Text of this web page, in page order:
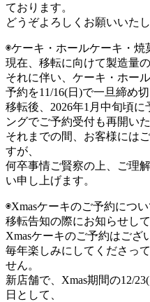
ております。
どうぞよろしくお願いいたし
◉ケーキ・ホールケーキ・焼
現在、移転に向けて製造量
それに伴い、ケーキ・ホー
予約を11/16(日)で一旦締め
移転後、2026年1月中旬頃
ングでご予約受付も再開いた
それまでの間、お客様には
すが、
何卒事情ご賢察の上、ご理
い申し上げます。
◉Xmasケーキのご予約につい
移転告知の際にお知らせし
Xmasケーキのご予約はござ
毎年楽しみにしてくださっ
せん。
新店舗で、Xmas期間の12/
日として、